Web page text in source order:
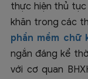
thực hiện thủ tục
khăn trong các
phần mềm chữ
ngắn đáng kể
với cơ quan